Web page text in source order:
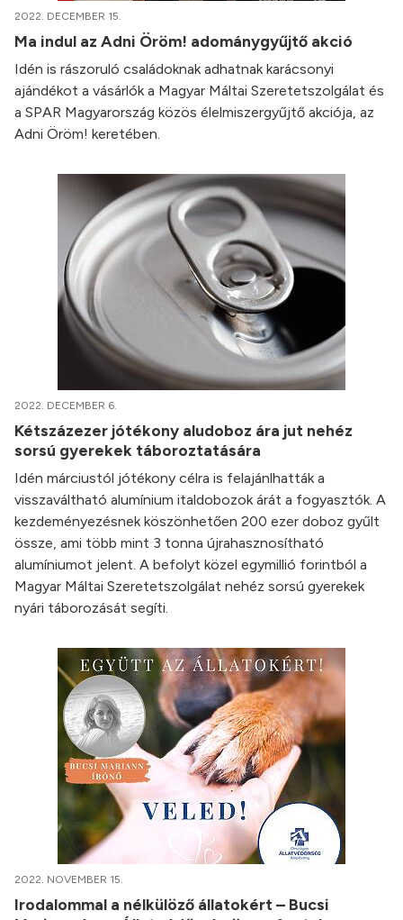
2022. DECEMBER 15.
Ma indul az Adni Öröm! adománygyűjtő akció
Idén is rászoruló családoknak adhatnak karácsonyi
ajándékot a vásárlók a Magyar Máltai Szeretetszolgálat és
a SPAR Magyarország közös élelmiszergyűjtő akciója, az
Adni Öröm! keretében.
2022. DECEMBER 6.
Kétszázezer jótékony aludoboz ára jut nehéz
sorsú gyerekek táboroztatására
Idén márciustól jótékony célra is felajánlhatták a
visszaváltható alumínium italdobozok árát a fogyasztók. A
kezdeményezésnek köszönhetően 200 ezer doboz gyűlt
össze, ami több mint 3 tonna újrahasznosítható
alumíniumot jelent. A befolyt közel egymillió forintból a
Magyar Máltai Szeretetszolgálat nehéz sorsú gyerekek
nyári táborozását segíti.
2022. NOVEMBER 15.
Irodalommal a nélkülöző állatokért – Bucsi